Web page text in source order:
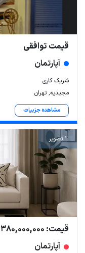
قیمت توافقی
آپارتمان
شریک کاری
مجیدیه, تهران
مشاهده جزییات
1 تصویر
قیمت: 3,380,000,000 تومان
آپارتمان